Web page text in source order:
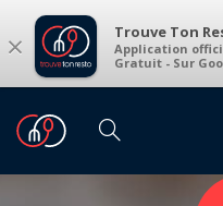
× Trouve Ton
Application
Gratuit - Sur